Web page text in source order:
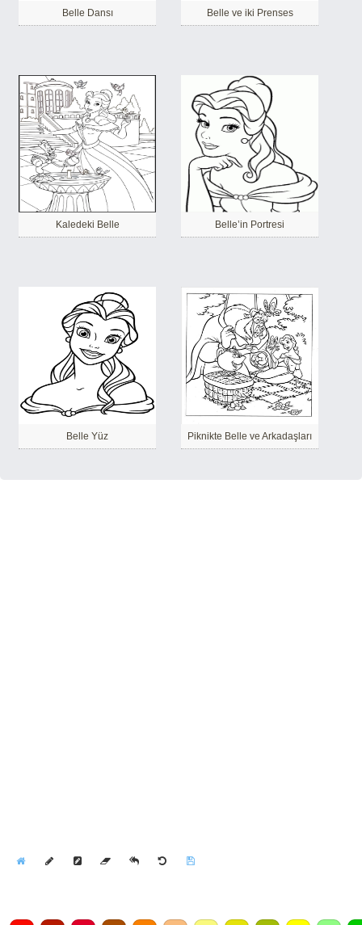
Belle Dansı Belle ve iki Prenses
Kaledeki Belle Belle’in Portresi
Belle Yüz Piknikte Belle ve Arkadaşları